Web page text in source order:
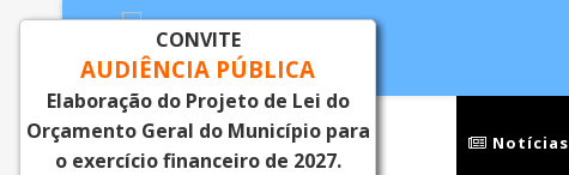
Notícias
CONVITE
AUDIÊNCIA PÚBLICA
Elaboração do Projeto de Lei do
Orçamento Geral do Município para
o exercício financeiro de 2027.